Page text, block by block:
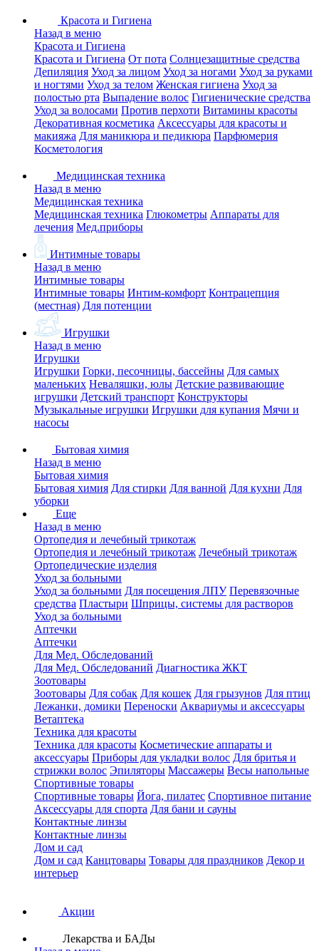
Красота и Гигиена
Назад в меню
Красота и Гигиена
Красота и Гигиена От пота Солнцезащитные средства
Депиляция Уход за лицом Уход за ногами Уход за руками
и ногтями Уход за телом Женская гигиена Уход за
полостью рта Выпадение волос Гигиенические средства
Уход за волосами Против перхоти Витамины красоты
Декоративная косметика Аксессуары для красоты и
макияжа Для маникюра и педикюра Парфюмерия
Косметология
Медицинская техника
Назад в меню
Медицинская техника
Медицинская техника Глюкометры Аппараты для
лечения Мед.приборы
Интимные товары
Назад в меню
Интимные товары
Интимные товары Интим-комфорт Контрацепция
(местная) Для потенции
Игрушки
Назад в меню
Игрушки
Игрушки Горки, песочницы, бассейны Для самых
маленьких Неваляшки, юлы Детские развивающие
игрушки Детский транспорт Конструкторы
Музыкальные игрушки Игрушки для купания Мячи и
насосы
Бытовая химия
Назад в меню
Бытовая химия
Бытовая химия Для стирки Для ванной Для кухни Для
уборки
Еще
Назад в меню
Ортопедия и лечебный трикотаж
Ортопедия и лечебный трикотаж Лечебный трикотаж
Ортопедические изделия
Уход за больными
Уход за больными Для посещения ЛПУ Перевязочные
средства Пластыри Шприцы, системы для растворов
Уход за больными
Аптечки
Аптечки
Для Мед. Обследований
Для Мед. Обследований Диагностика ЖКТ
Зоотовары
Зоотовары Для собак Для кошек Для грызунов Для птиц
Лежанки, домики Переноски Аквариумы и аксессуары
Ветаптека
Техника для красоты
Техника для красоты Косметические аппараты и
аксессуары Приборы для укладки волос Для бритья и
стрижки волос Эпиляторы Массажеры Весы напольные
Спортивные товары
Спортивные товары Йога, пилатес Спортивное питание
Аксессуары для спорта Для бани и сауны
Контактные линзы
Контактные линзы
Дом и сад
Дом и сад Канцтовары Товары для праздников Декор и
интерьер
Акции
Лекарства и БАДы